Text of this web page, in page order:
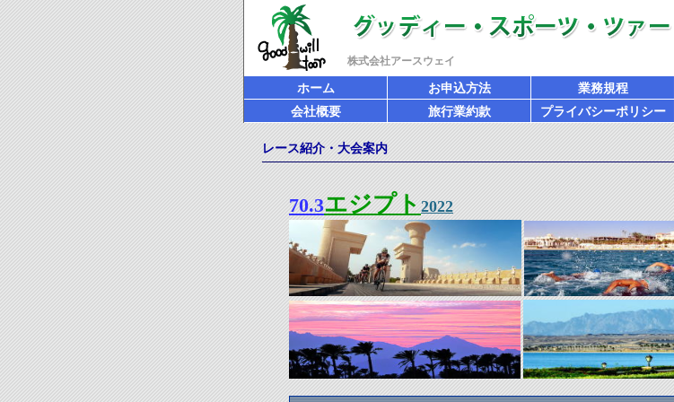
株式会社アースウェイ
ホーム お申込方法 業務規程
会社概要
旅行業約款 プライバシーポリシー
レース紹介・大会案内
70.3エジプト 2022